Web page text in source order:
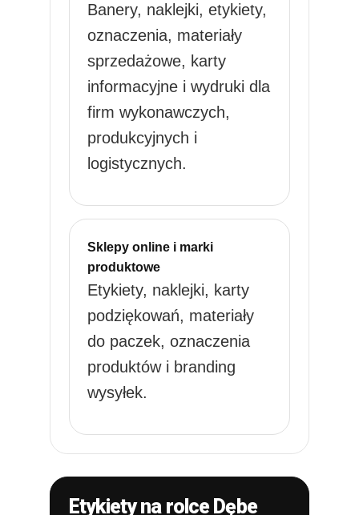
Banery, naklejki, etykiety,
oznaczenia, materiały
sprzedażowe, karty
informacyjne i wydruki dla
firm wykonawczych,
produkcyjnych i
logistycznych.
Sklepy online i marki
produktowe
Etykiety, naklejki, karty
podziękowań, materiały
do paczek, oznaczenia
produktów i branding
wysyłek.
Etykiety na rolce Dębe